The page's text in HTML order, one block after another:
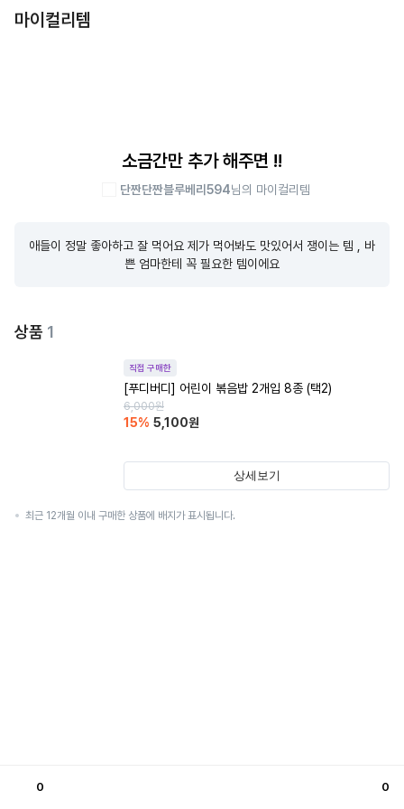
마이컬리템
소금간만 추가 해주면 !!
단짠단짠블루베리594님의 마이컬리템
애들이 정말 좋아하고 잘 먹어요 제가 먹어봐도 맛있어서 쟁이는 템 , 바
쁜 엄마한테 꼭 필요한 템이에요
상품 1
직접 구매한
[푸디버디] 어린이 볶음밥 2개입 8종 (택2)
6,000원
15% 5,100원
상세보기
최근 12개월 이내 구매한 상품에 배지가 표시됩니다.
0 0